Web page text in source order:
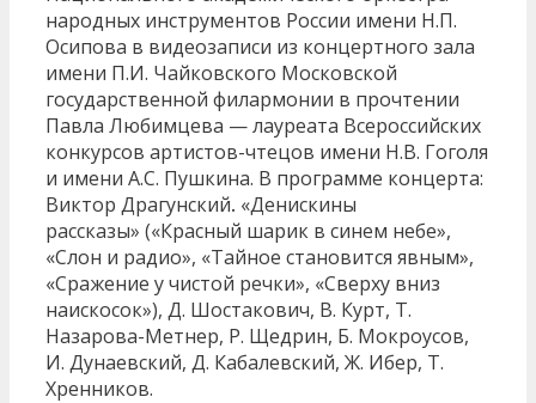
народных инструментов России имени Н.П.
Осипова в видеозаписи из концертного зала
имени П.И. Чайковского Московской
государственной филармонии в прочтении
Павла Любимцева — лауреата Всероссийских
конкурсов артистов-чтецов имени Н.В. Гоголя
и имени А.С. Пушкина. В программе концерта:
Виктор Драгунский. «Денискины
рассказы» («Красный шарик в синем небе»,
«Слон и радио», «Тайное становится явным»,
«Сражение у чистой речки», «Сверху вниз
наискосок»), Д. Шостакович, В. Курт, Т.
Назарова-Метнер, Р. Щедрин, Б. Мокроусов,
И. Дунаевский, Д. Кабалевский, Ж. Ибер, Т.
Хренников.